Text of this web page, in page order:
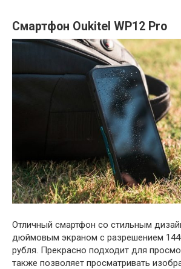
Смартфон Oukitel WP12 Pro
Отличный смартфон со стильным
дюймовым экраном с разрешением
рубля. Прекрасно подходит для
также позволяет просматривать